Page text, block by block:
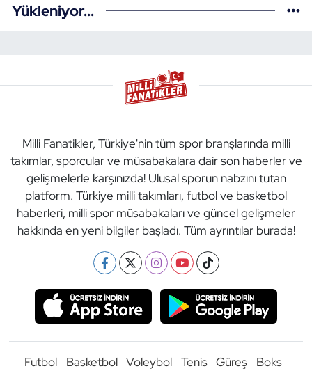
Yükleniyor...
Milli Fanatikler, Türkiye'nin tüm spor branşlarında milli
takımlar, sporcular ve müsabakalara dair son haberler ve
gelişmelerle karşınızda! Ulusal sporun nabzını tutan
platform. Türkiye milli takımları, futbol ve basketbol
haberleri, milli spor müsabakaları ve güncel gelişmeler
hakkında en yeni bilgiler başladı. Tüm ayrıntılar burada!
Futbol Basketbol Voleybol Tenis Güreş
Boks